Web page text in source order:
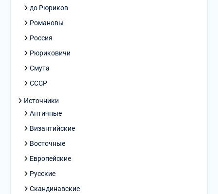
до Рюриков
Романовы
Россия
Рюриковичи
Смута
СССР
Источники
Античные
Византийские
Восточные
Европейские
Русские
Скандинавские